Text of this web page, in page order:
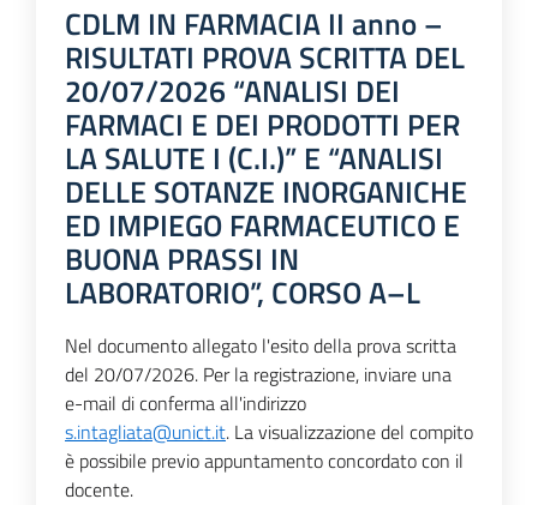
CDLM IN FARMACIA II anno –
RISULTATI PROVA SCRITTA DEL
20/07/2026 “ANALISI DEI
FARMACI E DEI PRODOTTI PER
LA SALUTE I (C.I.)” E “ANALISI
DELLE SOTANZE INORGANICHE
ED IMPIEGO FARMACEUTICO E
BUONA PRASSI IN
LABORATORIO”, CORSO A–L
Nel documento allegato l'esito della prova scritta
del 20/07/2026. Per la registrazione, inviare una
e-mail di conferma all'indirizzo
s.intagliata@unict.it. La visualizzazione del compito
è possibile previo appuntamento concordato con il
docente.